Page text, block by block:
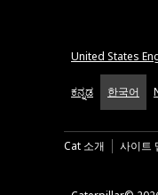
United States
ಕನ್ನಡ 한국어
Cat 소개 사이트